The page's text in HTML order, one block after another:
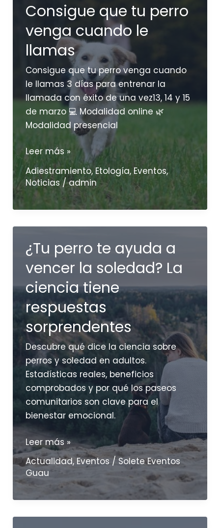
el
Colmenar
Viejo
que
los
perros
son
familia
Consigue que tu perro
venga cuando le
llamas
Consigue que tu perro venga cuando
le llamas 3 días para entrenar la
llamada con éxito de una vez13, 14 y 15
de marzo 💻 Modalidad online 🌿
Modalidad presencial
Consigue
que
tu
perro
venga
llamas
Leer más »
Adiestramiento, Etología,Eventos,
Noticias/admin
¿Tu perro te ayuda a
vencer la soledad? La
ciencia tiene
respuestas
sorprendentes
Descubre qué dice la ciencia sobre
perros y soledad en adultos.
Estadísticas reales, beneficios
comprobados y por qué los paseos
comunitarios son clave para el
bienestar emocional.
¿Tu
perro
te
ayuda
Leer más »
Actualidad, Eventos/ Solete Eventos
Guau